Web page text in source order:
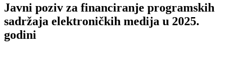
Javni poziv za financiranje programskih
sadržaja elektroničkih medija u 2025.
godini